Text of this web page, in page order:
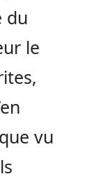
du
le
vu